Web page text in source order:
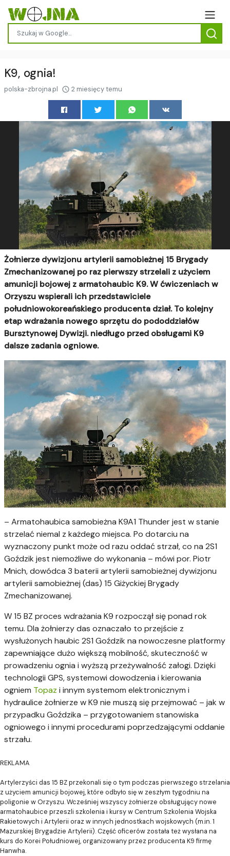
K9, ognia!
polska-zbrojna.pl 2 miesięcy temu
Żołnierze dywizjonu artylerii samobieżnej 15 Brygady
Zmechanizowanej po raz pierwszy strzelali z użyciem
amunicji bojowej z armatohaubic K9. W ćwiczeniach w
Orzyszu wspierali ich przedstawiciele
południowokoreańskiego producenta dział. To kolejny
etap wdrażania nowego sprzętu do pododdziałów
Bursztynowej Dywizji. niedługo przed obsługami K9
dalsze zadania ogniowe.
– Armatohaubica samobieżna K9A1 Thunder jest w stanie
strzelać niemal z każdego miejsca. Po dotarciu na
wyznaczony punkt może od razu oddać strzał, co na 2S1
Goździk jest niemożliwe do wykonania – mówi por. Piotr
Mnich, dowódca 3 baterii artylerii samobieżnej dywizjonu
artylerii samobieżnej (das) 15 Giżyckiej Brygady
Zmechanizowanej.
W 15 BZ proces wdrażania K9 rozpoczął się ponad rok
temu. Dla żołnierzy das oznaczało to przejście z
wysłużonych haubic 2S1 Goździk na nowoczesne platformy
zapewniające dużo większą mobilność, skuteczność w
prowadzeniu ognia i wyższą przeżywalność załogi. Dzięki
technologii GPS, systemowi dowodzenia i kierowania
ogniem Topaz i innym systemom elektronicznym i
hydraulice żołnierze w K9 nie muszą się przejmować – jak w
przypadku Goździka – przygotowaniem stanowiska
ogniowego i innymi procedurami poprzedzającymi oddanie
strzału.
REKLAMA
Artylerzyści das 15 BZ przekonali się o tym podczas pierwszego strzelania
z użyciem amunicji bojowej, które odbyło się w zeszłym tygodniu na
poligonie w Orzyszu. Wcześniej wszyscy żołnierze obsługujący nowe
armatohaubice przeszli szkolenia i kursy w Centrum Szkolenia Wojska
Rakietowych i Artylerii oraz w innych jednostkach wojskowych (m.in. 1
Mazurskiej Brygadzie Artylerii). Część oficerów została też wysłana na
kurs do Korei Południowej, organizowany przez producenta K9 firmę
Hanwha.